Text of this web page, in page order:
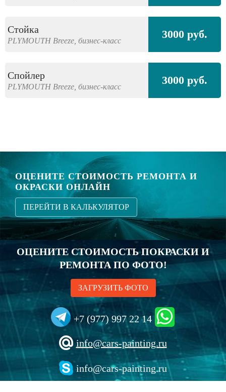
Стойка
PLYMOUTH Breeze, бизнес-класс 3000 руб.
Спойлер
PLYMOUTH Breeze, бизнес-класс 3000 руб.
ОЦЕНИТЕ СТОИМОСТЬ РЕМОНТА И
ОКРАСКИ ОНЛАЙН
ПЕРЕЙТИ В КАЛЬКУЛЯТОР
ОЦЕНИТЕ СТОИМОСТЬ ПОКРАСКИ И
РЕМОНТА ПО ФОТО!
ЗАГРУЗИТЬ ФОТО
+7 (977) 997 22 14
info@cars-painting.ru
info@cars-painting.ru